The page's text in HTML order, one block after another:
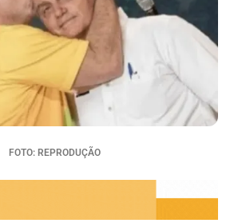
FOTO: REPRODUÇÃO